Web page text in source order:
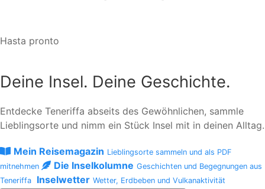
Hasta pronto
Deine Insel. Deine Geschichte.
Entdecke Teneriffa abseits des Gewöhnlichen, sammle
Lieblingsorte und nimm ein Stück Insel mit in deinen Alltag.
Mein Reisemagazin Lieblingsorte sammeln und als PDF
mitnehmen
Die Inselkolumne Geschichten und Begegnungen aus
Teneriffa
Inselwetter Wetter, Erdbeben und Vulkanaktivität